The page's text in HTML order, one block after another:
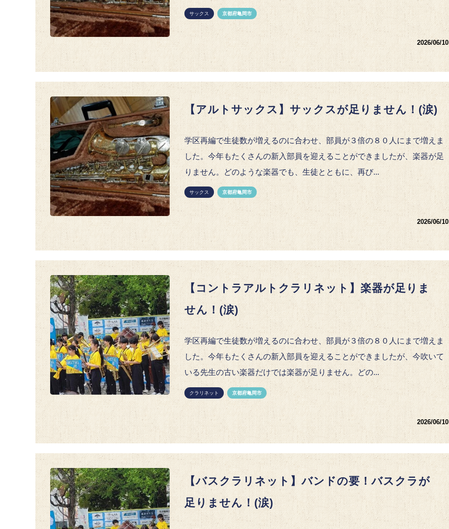
サックス 京都府亀岡市
2026/06/10
【アルトサックス】サックスが足りません！(涙)
学区再編で生徒数が増えるのに合わせ、部員が３倍の８０人にまで増えま
した。今年もたくさんの新入部員を迎えることができましたが、楽器が足
りません。どのような楽器でも、生徒とともに、再び...
サックス 京都府亀岡市
2026/06/10
【コントラアルトクラリネット】楽器が足りま
せん！(涙)
学区再編で生徒数が増えるのに合わせ、部員が３倍の８０人にまで増えま
した。今年もたくさんの新入部員を迎えることができましたが、今吹いて
いる先生の古い楽器だけでは楽器が足りません。どの...
クラリネット 京都府亀岡市
2026/06/10
【バスクラリネット】バンドの要！バスクラが
足りません！(涙)